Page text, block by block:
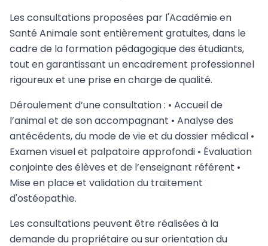
Les consultations proposées par l'Académie en
Santé Animale sont entièrement gratuites, dans le
cadre de la formation pédagogique des étudiants,
tout en garantissant un encadrement professionnel
rigoureux et une prise en charge de qualité.
Déroulement d’une consultation : • Accueil de
l’animal et de son accompagnant • Analyse des
antécédents, du mode de vie et du dossier médical •
Examen visuel et palpatoire approfondi • Évaluation
conjointe des élèves et de l’enseignant référent •
Mise en place et validation du traitement
d'ostéopathie.
Les consultations peuvent être réalisées à la
demande du propriétaire ou sur orientation du